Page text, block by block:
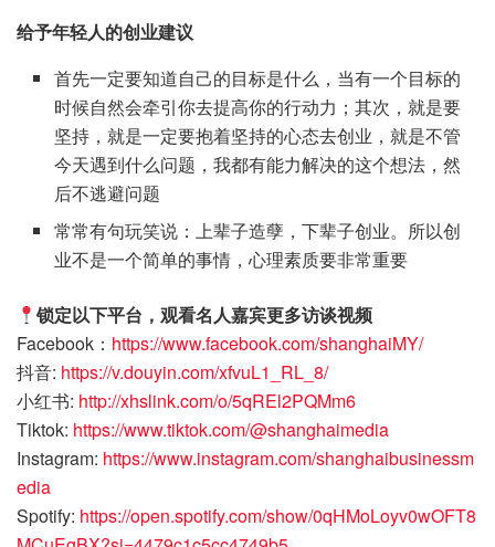
给予年轻人的创业建议
首先一定要知道自己的目标是什么，当有一个目标的
时候自然会牵引你去提高你的行动力；其次，就是要
坚持，就是一定要抱着坚持的心态去创业，就是不管
今天遇到什么问题，我都有能力解决的这个想法，然
后不逃避问题
常常有句玩笑说：上辈子造孽，下辈子创业。所以创
业不是一个简单的事情，心理素质要非常重要
锁定以下平台，观看名人嘉宾更多访谈视频
Facebook： https://www.facebook.com/shanghaiMY/
抖音: https://v.douyin.com/xfvuL1_RL_8/
小红书: http://xhslink.com/o/5qREl2PQMm6
Tiktok: https://www.tiktok.com/@shanghaimedia
Instagram: https://www.instagram.com/shanghaibusinessm
edia
Spotify: https://open.spotify.com/show/0qHMoLoyv0wOFT8